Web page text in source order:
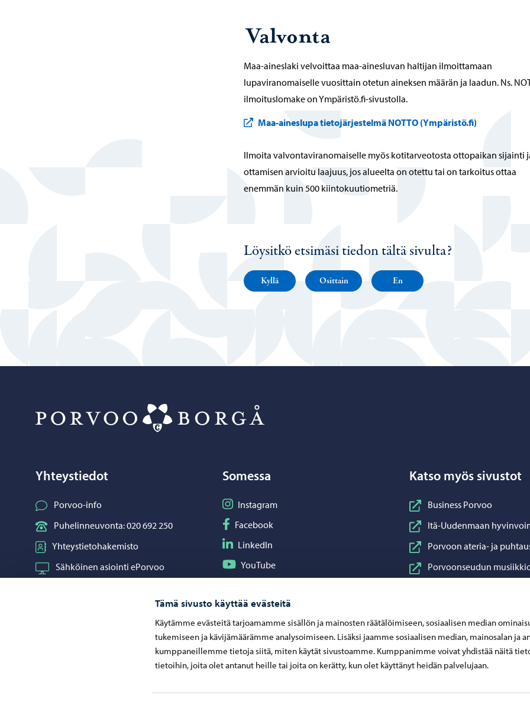
Tämä sivusto käyttää evästeitä
Käytämme evästeitä tarjoamamme sisällön ja mainosten räätälöimiseen, sosiaalisen median
tukemiseen ja kävijämäärämme analysoimiseen. Lisäksi jaamme sosiaalisen median, mainosalan ja
kumppaneillemme tietoja siitä, miten käytät sivustoamme. Kumppanimme voivat yhdistää näitä
tietoihin, joita olet antanut heille tai joita on kerätty, kun olet käyttänyt heidän palvelujaan.
Valvonta
Maa-aineslaki velvoittaa maa-ainesluvan haltijan ilmoittamaan
lupaviranomaiselle vuosittain otetun aineksen määrän ja laadun. Ns.
ilmoituslomake on Ympäristö.fi-sivustolla.
Maa-aineslupa tietojärjestelmä NOTTO (Ympäristö.fi)
Ilmoita valvontaviranomaiselle myös kotitarveotosta ottopaikan sijainti
ottamisen arvioitu laajuus, jos alueelta on otettu tai on tarkoitus ottaa
enemmän kuin 500 kiintokuutiometriä.
Löysitkö etsimäsi tiedon tältä sivulta?
Kyllä Osittain En
Yhteystiedot
Porvoo-info
Puhelinneuvonta: 020 692 250
Yhteystietohakemisto
Sähköinen asiointi ePorvoo
Somessa
Seuraa Instagram
Instagram
Seuraa Facebook
Facebook
Seuraa LinkedIn
LinkedIn
Seuraa YouTube
YouTube
Katso myös sivustot
Business Porvoo
Itä-Uudenmaan
Porvoon ateria- ja
Porvoonseudun
Taidetehdas
Visit Porvoo